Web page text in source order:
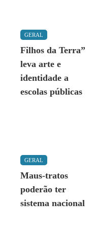
GERAL
Filhos da Terra”
leva arte e
identidade a
escolas públicas
GERAL
Maus-tratos
poderão ter
sistema nacional